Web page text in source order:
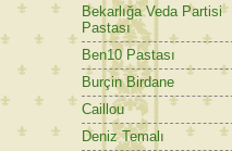
Bekarlığa Veda Partisi
Pastası
Ben10 Pastası
Burçin Birdane
Caillou
Deniz Temalı